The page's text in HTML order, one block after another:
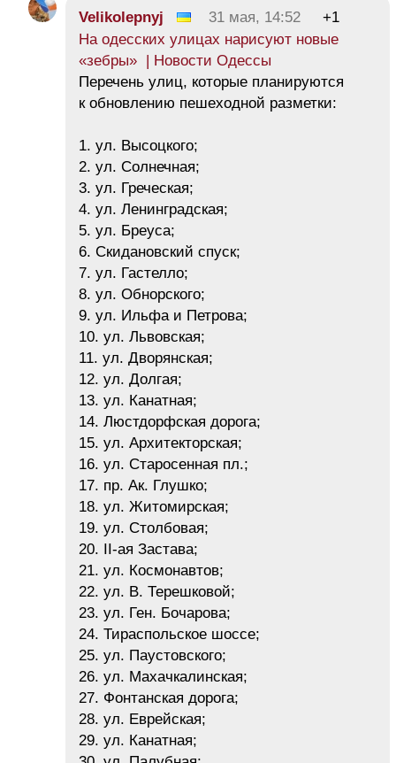
Velikolepnyj 31 мая, 14:52
+1
На одесских улицах нарисуют новые
«зебры» | Новости Одессы
Перечень улиц, которые планируются
к обновлению пешеходной разметки:
1. ул. Высоцкого;
2. ул. Солнечная;
3. ул. Греческая;
4. ул. Ленинградская;
5. ул. Бреуса;
6. Скидановский спуск;
7. ул. Гастелло;
8. ул. Обнорского;
9. ул. Ильфа и Петрова;
10. ул. Львовская;
11. ул. Дворянская;
12. ул. Долгая;
13. ул. Канатная;
14. Люстдорфская дорога;
15. ул. Архитекторская;
16. ул. Старосенная пл.;
17. пр. Ак. Глушко;
18. ул. Житомирская;
19. ул. Столбовая;
20. II-ая Застава;
21. ул. Космонавтов;
22. ул. В. Терешковой;
23. ул. Ген. Бочарова;
24. Тираспольское шоссе;
25. ул. Паустовского;
26. ул. Махачкалинская;
27. Фонтанская дорога;
28. ул. Еврейская;
29. ул. Канатная;